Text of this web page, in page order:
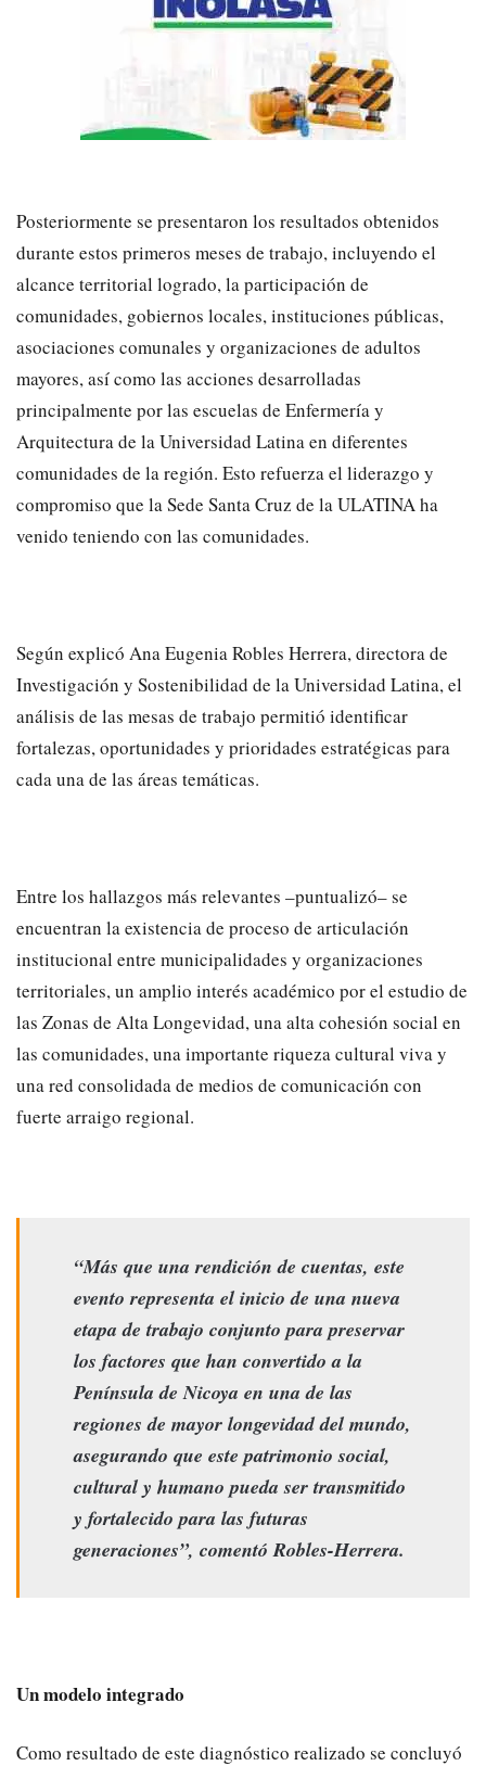
Posteriormente se presentaron los resultados obtenidos
durante estos primeros meses de trabajo, incluyendo el
alcance territorial logrado, la participación de
comunidades, gobiernos locales, instituciones públicas,
asociaciones comunales y organizaciones de adultos
mayores, así como las acciones desarrolladas
principalmente por las escuelas de Enfermería y
Arquitectura de la Universidad Latina en diferentes
comunidades de la región. Esto refuerza el liderazgo y
compromiso que la Sede Santa Cruz de la ULATINA ha
venido teniendo con las comunidades.
Según explicó Ana Eugenia Robles Herrera, directora de
Investigación y Sostenibilidad de la Universidad Latina, el
análisis de las mesas de trabajo permitió identificar
fortalezas, oportunidades y prioridades estratégicas para
cada una de las áreas temáticas.
Entre los hallazgos más relevantes –puntualizó– se
encuentran la existencia de proceso de articulación
institucional entre municipalidades y organizaciones
territoriales, un amplio interés académico por el estudio de
las Zonas de Alta Longevidad, una alta cohesión social en
las comunidades, una importante riqueza cultural viva y
una red consolidada de medios de comunicación con
fuerte arraigo regional.
“Más que una rendición de cuentas, este
evento representa el inicio de una nueva
etapa de trabajo conjunto para preservar
los factores que han convertido a la
Península de Nicoya en una de las
regiones de mayor longevidad del mundo,
asegurando que este patrimonio social,
cultural y humano pueda ser transmitido
y fortalecido para las futuras
generaciones”, comentó Robles-Herrera.
Un modelo integrado
Como resultado de este diagnóstico realizado se concluyó